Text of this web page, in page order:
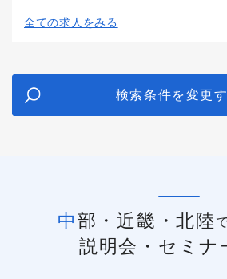
全ての求人をみる
検索条件を変更
中部・近畿・北陸
説明会・セミナ